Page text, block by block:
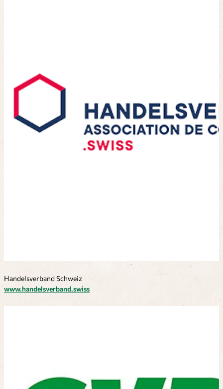
Handelsverband Schweiz
www.handelsverband.swiss